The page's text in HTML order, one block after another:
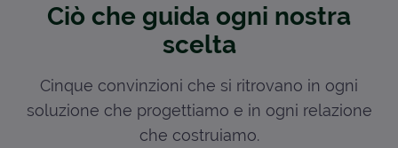
Ciò che guida ogni nostra
scelta
Cinque convinzioni che si ritrovano in ogni
soluzione che progettiamo e in ogni relazione
che costruiamo.